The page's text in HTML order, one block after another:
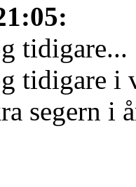
:
tidigare...
tidigare i
segern i